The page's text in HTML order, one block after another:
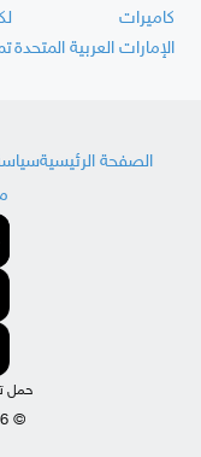
كاميرات
الإمارات العربية المتحدة
الصفحة الرئيسية
حمل
© 2026 اقرأ - السوق المفتوح